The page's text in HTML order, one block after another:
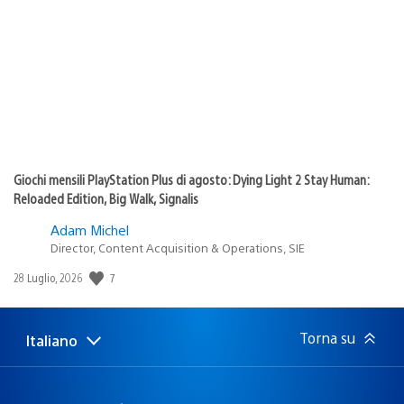
Giochi mensili PlayStation Plus di agosto: Dying Light 2 Stay Human:
Reloaded Edition, Big Walk, Signalis
Adam Michel
Director, Content Acquisition & Operations, SIE
Data
pubblicazione:
28 Luglio, 2026 7
Seleziona
una
Regione
attuale:
Italiano Torna su